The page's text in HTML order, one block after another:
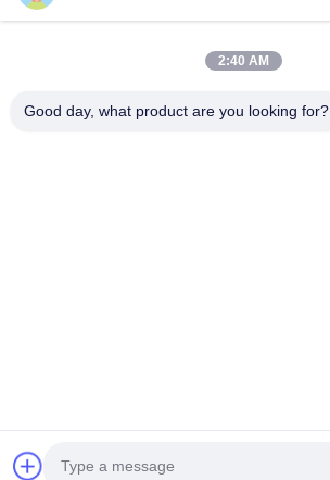
2:40 AM
Good day, what product are you looking for?